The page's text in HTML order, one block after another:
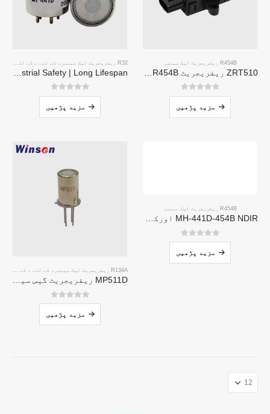
R454B ریفریجریٹ لیک سینسر
05 میں سے
مزید پڑھیں
R32 ریفریجریٹ لیک سینسر ، کے لئے ، کے لئے ، کے لئے ،.
05 میں سے
مزید پڑھیں
R454B ریفریجریٹ لیک سینسر
MH-441D-454B NDIR اورکت ریفریجریٹ سینسر
05 میں سے
مزید پڑھیں
R134A ریفریجریٹ لیک سینسر ، کے لئے ، کے لئے ، کے لئے ،.
MP511D ریفریجریٹ گیس سینسر-ریفریجریٹ لیک کا پتہ لگانے کے لئے سیمیکمڈکٹر پر مبنی سینسر
05 میں سے
مزید پڑھیں